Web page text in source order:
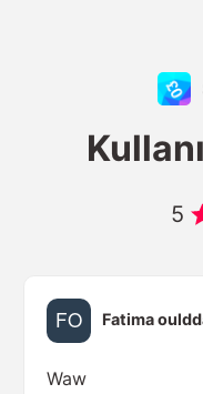
5
Fatima
Waw